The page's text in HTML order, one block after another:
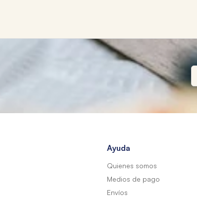
Ayuda
Quienes somos
Medios de pago
Envíos